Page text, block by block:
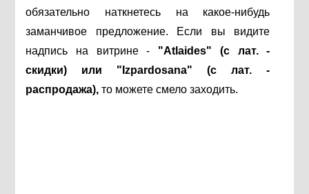
обязательно наткнетесь на какое-нибудь
заманчивое предложение. Если вы видите
надпись на витрине - "Atlaides" (с лат. -
скидки) или "Izpardosana" (с лат. -
распродажа), то можете смело заходить.